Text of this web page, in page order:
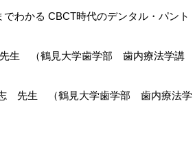
わかる CBCT時代のデンタル・パント
生 （鶴見大学歯学部 歯内療法学講
先生 （鶴見大学歯学部 歯内療法学